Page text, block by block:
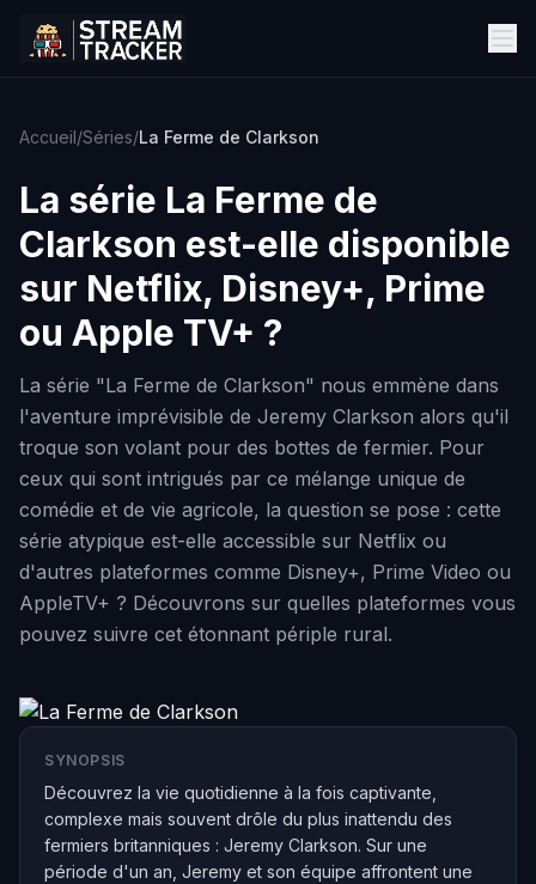
Accueil/Séries/La Ferme de Clarkson
La série La Ferme de
Clarkson est-elle disponible
sur Netflix, Disney+, Prime
ou Apple TV+ ?
La série "La Ferme de Clarkson" nous emmène dans
l'aventure imprévisible de Jeremy Clarkson alors qu'il
troque son volant pour des bottes de fermier. Pour
ceux qui sont intrigués par ce mélange unique de
comédie et de vie agricole, la question se pose : cette
série atypique est-elle accessible sur Netflix ou
d'autres plateformes comme Disney+, Prime Video ou
AppleTV+ ? Découvrons sur quelles plateformes vous
pouvez suivre cet étonnant périple rural.
SYNOPSIS
Découvrez la vie quotidienne à la fois captivante,
complexe mais souvent drôle du plus inattendu des
fermiers britanniques : Jeremy Clarkson. Sur une
période d'un an, Jeremy et son équipe affrontent une